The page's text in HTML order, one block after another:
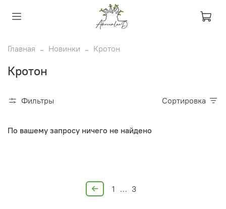
Главная Новинки Кротон
Кротон
Фильтры Сортировка
По вашему запросу ничего не найдено
1 … 3